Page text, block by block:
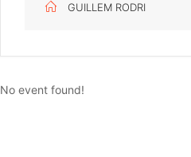
GUILLEM RODRI
No event found!